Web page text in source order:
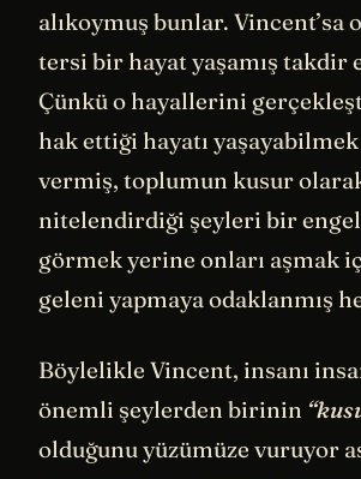
alıkoymuş bunlar. Vincent’sa
tersi bir hayat yaşamış takdir
Çünkü o hayallerini
hak ettiği hayatı
vermiş, toplumun kusur
nitelendirdiği şeyleri bir
görmek yerine onları aşmak
geleni yapmaya odaklanmış
Böylelikle Vincent, insanı
önemli şeylerden birinin
olduğunu yüzümüze vuruyor